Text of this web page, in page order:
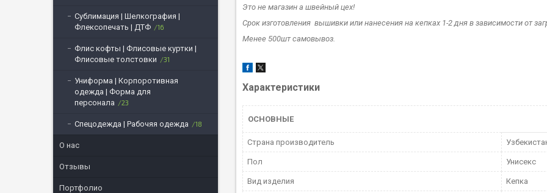
Это не магазин а швейный цех!
Срок изготовления вышивки или нанесения на кепках 1-2 дня в зависимости от
Менее 500шт самовывоз.
Характеристики
ОСНОВНЫЕ
Страна производитель
Пол Унисекс
Вид изделия Кепка
Сублимация | Шелкография |
Флексопечать | ДТФ
16
Флис кофты | Флисовые куртки |
Флисовые толстовки
31
Униформа | Корпоротивная
одежда | Форма для
персонала
23
Спецодежда | Рабочяя одежда 18
О нас
Отзывы
Портфолио